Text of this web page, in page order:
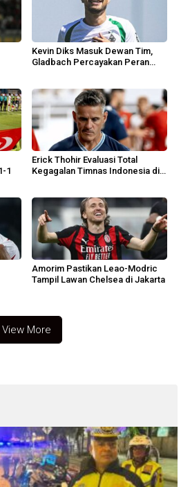
Kevin Diks Masuk Dewan Tim,
Gladbach Percayakan Peran
1
Erick Thohir Evaluasi Total
Kegagalan Timnas Indonesia di
Amorim Pastikan Leao-Modric
Tampil Lawan Chelsea di Jakarta
View More